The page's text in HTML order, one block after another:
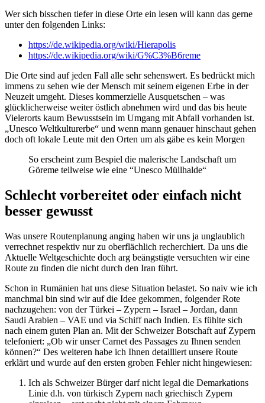
Wer sich bisschen tiefer in diese Orte ein lesen will kann das gerne
unter den folgenden Links:
https://de.wikipedia.org/wiki/Hierapolis
https://de.wikipedia.org/wiki/G%C3%B6reme
Die Orte sind auf jeden Fall alle sehr sehenswert. Es bedrückt mich
immens zu sehen wie der Mensch mit seinem eigenen Erbe in der
Neuzeit umgeht. Dieses kommerzielle Ausquetschen – was
glücklicherweise weiter östlich abnehmen wird und das bis heute
Vielerorts kaum Bewusstsein im Umgang mit Abfall vorhanden ist.
„Unesco Weltkulturerbe“ und wenn mann genauer hinschaut gehen
doch oft lokale Leute mit den Orten um als gäbe es kein Morgen
So erscheint zum Bespiel die malerische Landschaft um
Göreme teilweise wie eine “Unesco Müllhalde“
Schlecht vorbereitet oder einfach nicht
besser gewusst
Was unsere Routenplanung anging haben wir uns ja unglaublich
verrechnet respektiv nur zu oberflächlich recherchiert. Da uns die
Aktuelle Weltgeschichte doch arg beängstigte versuchten wir eine
Route zu finden die nicht durch den Iran führt.
Schon in Rumänien hat uns diese Situation belastet. So naiv wie ich
manchmal bin sind wir auf die Idee gekommen, folgender Rote
nachzugehen: von der Türkei – Zypern – Israel – Jordan, dann
Saudi Arabien – VAE und via Schiff nach Indien. Es fühlte sich
nach einem guten Plan an. Mit der Schweizer Botschaft auf Zypern
telefoniert: „Ob wir unser Carnet des Passages zu Ihnen senden
können?“ Des weiteren habe ich Ihnen detailliert unsere Route
erklärt und wurde auf den ersten groben Fehler nicht hingewiesen:
Ich als Schweizer Bürger darf nicht legal die Demarkations
Linie d.h. von türkisch Zypern nach griechisch Zypern